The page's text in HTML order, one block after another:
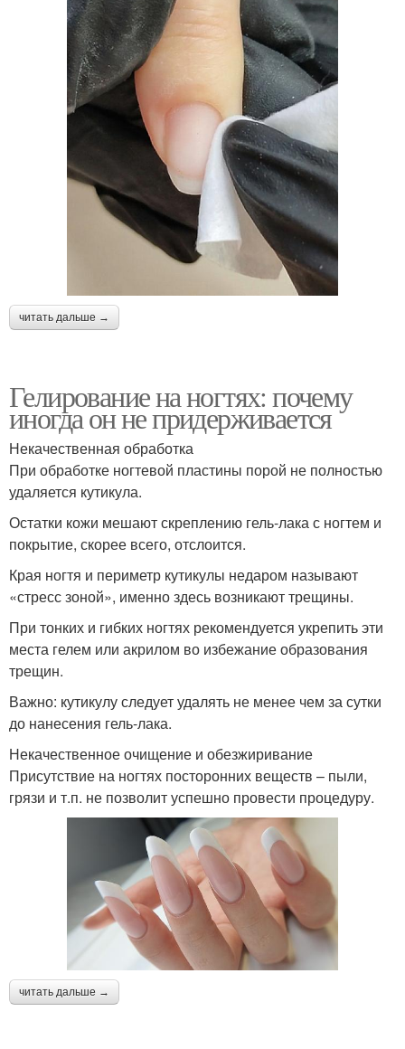
читать дальше →
Гелирование на ногтях: почему
иногда он не придерживается
Некачественная обработка
При обработке ногтевой пластины порой не полностью
удаляется кутикула.
Остатки кожи мешают скреплению гель-лака с ногтем и
покрытие, скорее всего, отслоится.
Края ногтя и периметр кутикулы недаром называют
«стресс зоной», именно здесь возникают трещины.
При тонких и гибких ногтях рекомендуется укрепить эти
места гелем или акрилом во избежание образования
трещин.
Важно: кутикулу следует удалять не менее чем за сутки
до нанесения гель-лака.
Некачественное очищение и обезжиривание
Присутствие на ногтях посторонних веществ – пыли,
грязи и т.п. не позволит успешно провести процедуру.
читать дальше →